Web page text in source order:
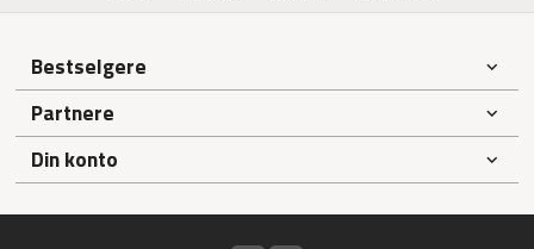
Bestselgere
Partnere
Din konto